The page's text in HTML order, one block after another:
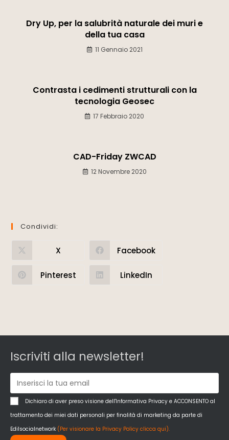
Dry Up, per la salubrità naturale dei muri e
della tua casa
11 Gennaio 2021
Contrasta i cedimenti strutturali con la
tecnologia Geosec
17 Febbraio 2020
CAD-Friday ZWCAD
12 Novembre 2020
Condividi:
X Facebook
Pinterest LinkedIn
Iscriviti alla newsletter!
Dichiaro di aver preso visione dell'Informativa Privacy e ACCONSENTO al
trattamento dei miei dati personali per finalità di marketing da parte di
Edilsocialnetwork (Per visionare la Privacy Policy clicca qui).